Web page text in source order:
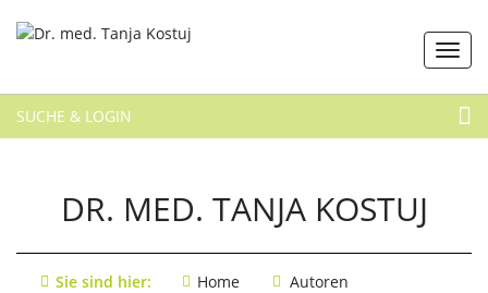
SUCHE & LOGIN
DR. MED. TANJA KOSTUJ
Sie sind hier: Home Autoren